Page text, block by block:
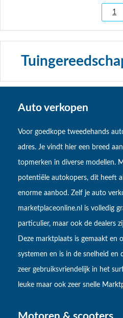
1
Auto verkopen
Voor goedkope tweedehands
adres. Je vindt hier een breed
topmerken in diverse modellen.
potentiële autokopers, dit heeft
enorme aanbod. Zelf je auto
marketplaceonline.nl is volledig
particulier, maar ook de dealers
Deze marktplaats is gemaakt en
systemen en is in de snelheid en
zeer gebruiksvriendelijk in het
leuke maar ook zeer snelle